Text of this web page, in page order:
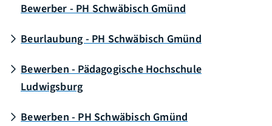
Bewerber - PH Schwäbisch Gmünd
Beurlaubung - PH Schwäbisch Gmünd
Bewerben - Pädagogische Hochschule
Ludwigsburg
Bewerben - PH Schwäbisch Gmünd